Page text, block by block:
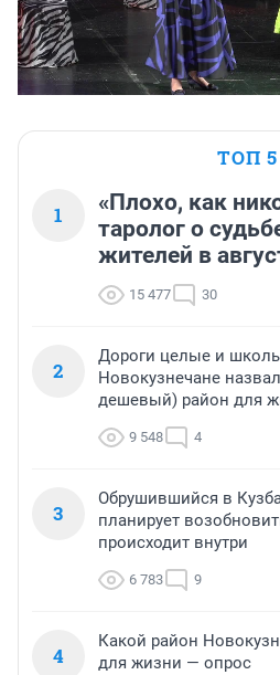
ТОП 5
1
«Плохо, как
таролог о
жителей в
15 477 30
2
Дороги целые и
Новокузнечане
дешевый) район для
9 548 4
3
Обрушившийся в
планирует
происходит внутри
6 783 9
4
Какой район
для жизни — опрос